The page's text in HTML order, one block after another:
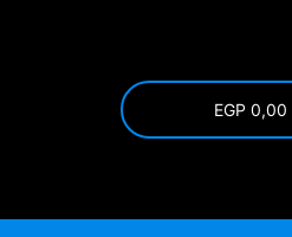
0,00
EGP